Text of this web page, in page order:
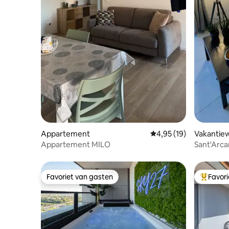
Appartement Gemiddelde
4,95 (19)
Appartement MILO
Favoriet van gasten
Favoriet van gasten